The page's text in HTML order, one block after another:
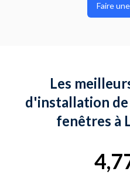
Faire
Les
d'installation
fenêtres à